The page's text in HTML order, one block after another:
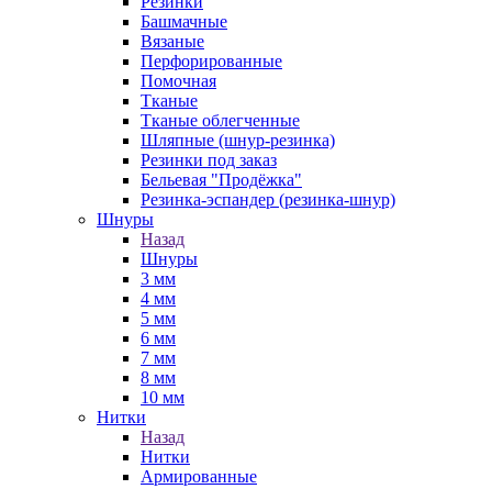
Башмачные
Вязаные
Перфорированные
Помочная
Тканые
Тканые облегченные
Шляпные (шнур-резинка)
Резинки под заказ
Бельевая "Продёжка"
Резинка-эспандер (резинка-шнур)
Шнуры
Назад
Шнуры
3 мм
4 мм
5 мм
6 мм
7 мм
8 мм
10 мм
Нитки
Назад
Нитки
Армированные